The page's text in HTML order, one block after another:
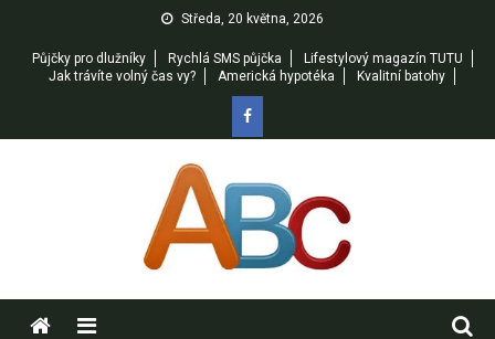
content
Středa, 20 května, 2026
Půjčky pro dlužníky Rychlá SMS půjčka
Lifestylový magazín TUTU
Jak trávíte volný čas vy?
Americká hypotéka Kvalitní batohy
Menu